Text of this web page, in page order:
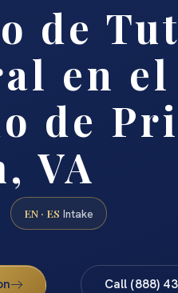
de
en el
de
VA
EN · ES Intake
Call (888)